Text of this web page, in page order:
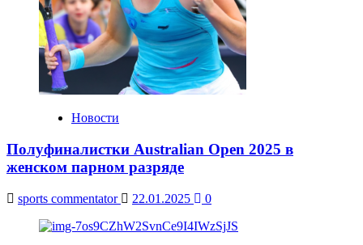
Новости
Полуфиналистки Australian Open 2025 в
женском парном разряде
sports commentator 22.01.2025 0